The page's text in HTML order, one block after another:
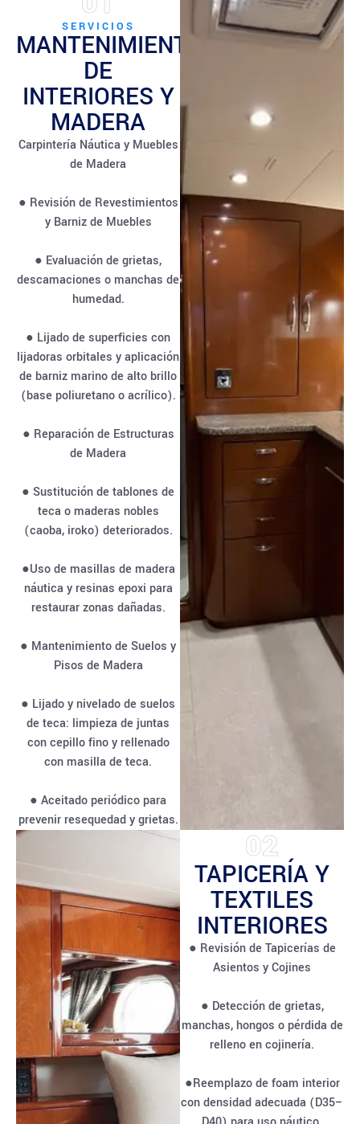
SERVICIOS
MANTENIMIENTO
DE
INTERIORES Y
MADERA
Carpintería Náutica y Muebles
de Madera
● Revisión de Revestimientos
y Barniz de Muebles
● Evaluación de grietas,
descamaciones o manchas de
humedad.
● Lijado de superficies con
lijadoras orbitales y aplicación
de barniz marino de alto brillo
(base poliuretano o acrílico).
● Reparación de Estructuras
de Madera
● Sustitución de tablones de
teca o maderas nobles
(caoba, iroko) deteriorados.
●Uso de masillas de madera
náutica y resinas epoxi para
restaurar zonas dañadas.
● Mantenimiento de Suelos y
Pisos de Madera
● Lijado y nivelado de suelos
de teca: limpieza de juntas
con cepillo fino y rellenado
con masilla de teca.
● Aceitado periódico para
prevenir resequedad y grietas.
02
TAPICERÍA Y
TEXTILES
INTERIORES
● Revisión de Tapicerías de
Asientos y Cojines
● Detección de grietas,
manchas, hongos o pérdida de
relleno en cojinería.
●Reemplazo de foam interior
con densidad adecuada (D35–